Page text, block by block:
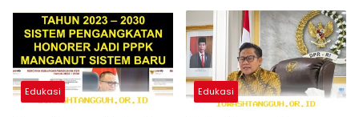
Edukasi Edukasi